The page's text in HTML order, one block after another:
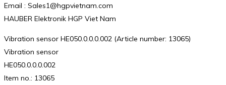
Email : Sales1@hgpvietnam.com
HAUBER Elektronik HGP Viet Nam
Vibration sensor HE050.0.0.0.002 (Article number: 13065)
Vibration sensor
HE050.0.0.0.002
Item no.: 13065